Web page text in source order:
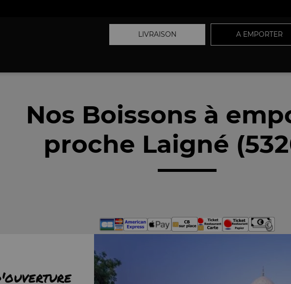
LIVRAISON A EMPORTER
Nos Boissons à
proche Laigné